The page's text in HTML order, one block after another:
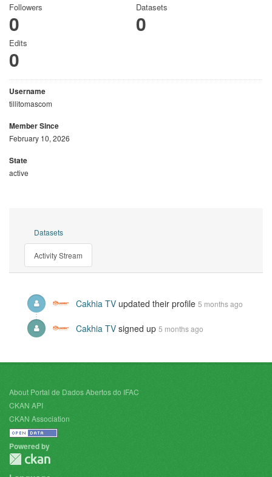
Followers
0
Datasets
0
Edits
0
Username
tillitomascom
Member Since
February 10, 2026
State
active
Datasets
Activity Stream
Cakhia TV updated their profile 5 months ago
Cakhia TV signed up 5 months ago
About Portal de Dados Abertos do IFAC
CKAN API
CKAN Association
Powered by